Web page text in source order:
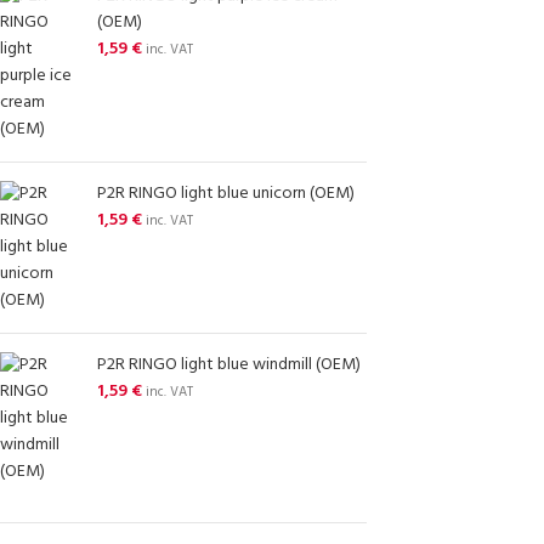
(OEM)
1,59€ inc. VAT
P2R RINGO light blue unicorn (OEM)
1,59€ inc. VAT
P2R RINGO light blue windmill (OEM)
1,59€ inc. VAT